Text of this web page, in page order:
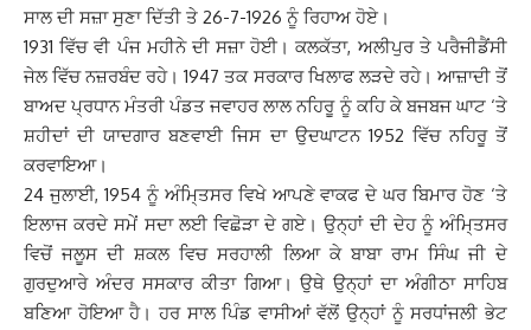
ਸਾਲ ਦੀ ਸਜ਼ਾ ਸੁਣਾ ਦਿੱਤੀ ਤੇ 26-7-1926 ਨੂੰ ਰਿਹਾਅ ਹੋਏ।
1931 ਵਿੱਚ ਵੀ ਪੰਜ ਮਹੀਨੇ ਦੀ ਸਜ਼ਾ ਹੋਈ। ਕਲਕੱਤਾ, ਅਲੀਪੁਰ ਤੇ ਪਰੈਜੀਡੈਂਸੀ
ਜੇਲ ਵਿੱਚ ਨਜ਼ਰਬੰਦ ਰਹੇ। 1947 ਤਕ ਸਰਕਾਰ ਖਿਲਾਫ ਲੜਦੇ ਰਹੇ। ਆਜ਼ਾਦੀ ਤੋਂ
ਬਾਅਦ ਪ੍ਰਧਾਨ ਮੰਤਰੀ ਪੰਡਤ ਜਵਾਹਰ ਲਾਲ ਨਹਿਰੂ ਨੂੰ ਕਹਿ ਕੇ ਬਜਬਜ ਘਾਟ ‘ਤੇ
ਸ਼ਹੀਦਾਂ ਦੀ ਯਾਦਗਾਰ ਬਣਵਾਈ ਜਿਸ ਦਾ ਉਦਘਾਟਨ 1952 ਵਿੱਚ ਨਹਿਰੂ ਤੋਂ
ਕਰਵਾਇਆ।
24 ਜੁਲਾਈ, 1954 ਨੂੰ ਅੰਮਿ੍ਤਸਰ ਵਿਖੇ ਆਪਣੇ ਵਾਕਫ ਦੇ ਘਰ ਬਿਮਾਰ ਹੋਣ ‘ਤੇ
ਇਲਾਜ ਕਰਦੇ ਸਮੇਂ ਸਦਾ ਲਈ ਵਿਛੋੜਾ ਦੇ ਗਏ। ਉਨ੍ਹਾਂ ਦੀ ਦੇਹ ਨੂੰ ਅੰਮਿ੍ਤਸਰ
ਵਿਚੋਂ ਜਲੂਸ ਦੀ ਸ਼ਕਲ ਵਿਚ ਸਰਹਾਲੀ ਲਿਆ ਕੇ ਬਾਬਾ ਰਾਮ ਸਿੰਘ ਜੀ ਦੇ
ਗੁਰਦੁਆਰੇ ਅੰਦਰ ਸਸਕਾਰ ਕੀਤਾ ਗਿਆ। ਉਥੇ ਉਨ੍ਹਾਂ ਦਾ ਅੰਗੀਠਾ ਸਾਹਿਬ
ਬਣਿਆ ਹੋਇਆ ਹੈ। ਹਰ ਸਾਲ ਪਿੰਡ ਵਾਸੀਆਂ ਵੱਲੋਂ ਉਨ੍ਹਾਂ ਨੂੰ ਸਰਧਾਂਜਲੀ ਭੇਟ